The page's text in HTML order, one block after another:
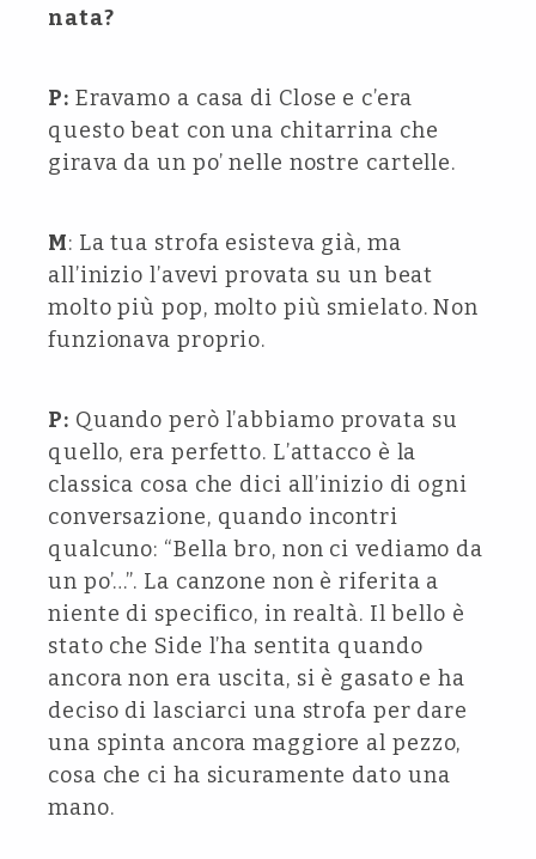
nata?
P: Eravamo a casa di Close e c’era
questo beat con una chitarrina che
girava da un po’ nelle nostre cartelle.
M: La tua strofa esisteva già, ma
all’inizio l’avevi provata su un beat
molto più pop, molto più smielato. Non
funzionava proprio.
P: Quando però l’abbiamo provata su
quello, era perfetto. L’attacco è la
classica cosa che dici all’inizio di ogni
conversazione, quando incontri
qualcuno: “Bella bro, non ci vediamo da
un po’…”. La canzone non è riferita a
niente di specifico, in realtà. Il bello è
stato che Side l’ha sentita quando
ancora non era uscita, si è gasato e ha
deciso di lasciarci una strofa per dare
una spinta ancora maggiore al pezzo,
cosa che ci ha sicuramente dato una
mano.